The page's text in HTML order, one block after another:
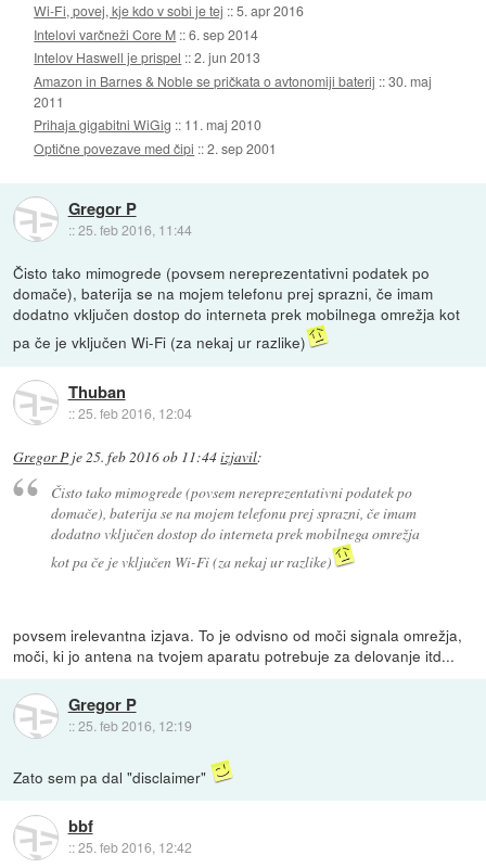
Wi-Fi, povej, kje kdo v sobi je tej ::5. apr 2016
Intelovi varčneži Core M ::6. sep 2014
Intelov Haswell je prispel ::2. jun 2013
Amazon in Barnes & Noble se pričkata o avtonomiji baterij ::30. maj
2011
Prihaja gigabitni WiGig :: 11. maj 2010
Optične povezave med čipi ::2. sep 2001
Gregor P
::25. feb 2016, 11:44
Čisto tako mimogrede (povsem nereprezentativni podatek po
domače), baterija se na mojem telefonu prej sprazni, če imam
dodatno vključen dostop do interneta prek mobilnega omrežja kot
pa če je vključen Wi-Fi (za nekaj ur razlike)
Thuban
::25. feb 2016, 12:04
Gregor P je 25. feb 2016 ob 11:44izjavil:
Čisto tako mimogrede (povsem nereprezentativni podatek po
domače), baterija se na mojem telefonu prej sprazni, če imam
dodatno vključen dostop do interneta prek mobilnega omrežja
kot pa če je vključen Wi-Fi (za nekaj ur razlike)
povsem irelevantna izjava. To je odvisno od moči signala omrežja,
moči, ki jo antena na tvojem aparatu potrebuje za delovanje itd...
Gregor P
::25. feb 2016, 12:19
Zato sem pa dal "disclaimer"
bbf
::25. feb 2016, 12:42